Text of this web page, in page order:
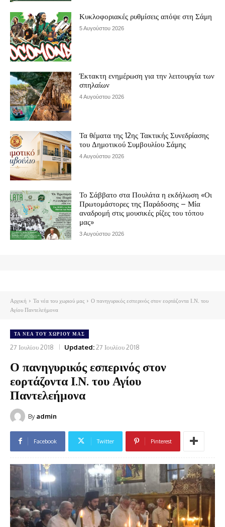
Κυκλοφοριακές ρυθμίσεις απόψε στη Σάμη
5 Αυγούστου 2026
Έκτακτη ενημέρωση για την λειτουργία των
σπηλαίων
4 Αυγούστου 2026
Τα θέματα της 12ης Τακτικής Συνεδρίασης
του Δημοτικού Συμβουλίου Σάμης
4 Αυγούστου 2026
Το Σάββατο στα Πουλάτα η εκδήλωση «Οι
Πρωτομάστορες της Παράδοσης – Μία
αναδρομή στις μουσικές ρίζες του τόπου
μας»
3 Αυγούστου 2026